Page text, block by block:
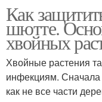
Как
шютте.
хвойных
Хвойные растения
инфекциям.
как не все части